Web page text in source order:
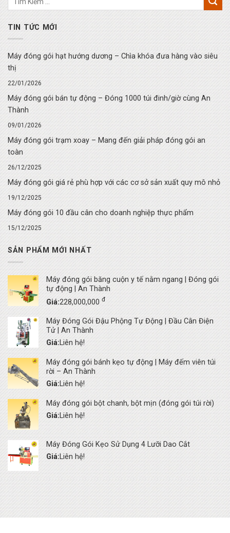
TIN TỨC MỚI
Máy đóng gói hạt hướng dương – Chìa khóa đưa hàng vào siêu
thị
22/01/2026
Máy đóng gói bán tự động – Đóng 1000 túi đinh/giờ cùng An
Thành
09/01/2026
Máy đóng gói trạm xoay – Mang đến giải pháp đóng gói an
toàn
26/12/2025
Máy đóng gói giá rẻ phù hợp với các cơ sở sản xuất quy mô nhỏ
19/12/2025
Máy đóng gói 10 đầu cân cho doanh nghiệp thực phẩm
15/12/2025
SẢN PHẨM MỚI NHẤT
Máy đóng gói băng cuộn y tế nằm ngang | Đóng gói
tự động | An Thành
Giá:228,000,000 đ
Máy Đóng Gói Đậu Phộng Tự Động | Đầu Cân Điện
Tử | An Thành
Giá:Liên hệ!
Máy đóng gói bánh kẹo tự động | Máy đếm viên túi
rời – An Thành
Giá:Liên hệ!
Máy đóng gói bột chanh, bột mịn (đóng gói túi rời)
Giá:Liên hệ!
Máy Đóng Gói Kẹo Sử Dụng 4 Lưỡi Dao Cắt
Giá:Liên hệ!